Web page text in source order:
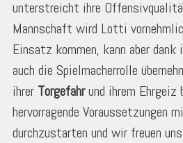
unterstreicht ihre
Mannschaft wird Lotti
Einsatz kommen, kann aber
auch die Spielmacherrolle
ihrer Torgefahrund ihrem
hervorragende Voraussetzungen
durchzustarten und wir freuen